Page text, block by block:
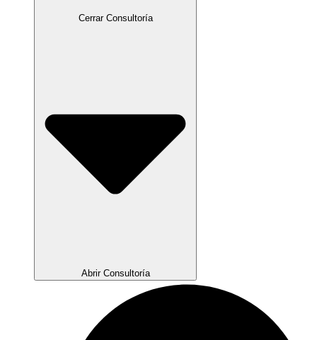
Cerrar Consultoría
Abrir Consultoría